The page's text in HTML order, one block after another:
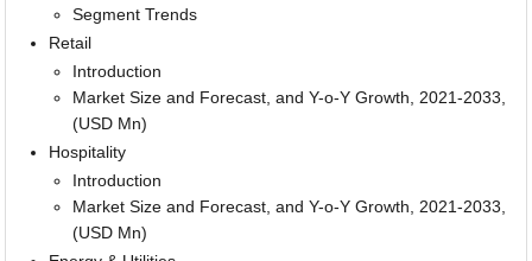
Segment Trends
Retail
Introduction
Market Size and Forecast, and Y-o-Y Growth, 2021-2033,
(USD Mn)
Hospitality
Introduction
Market Size and Forecast, and Y-o-Y Growth, 2021-2033,
(USD Mn)